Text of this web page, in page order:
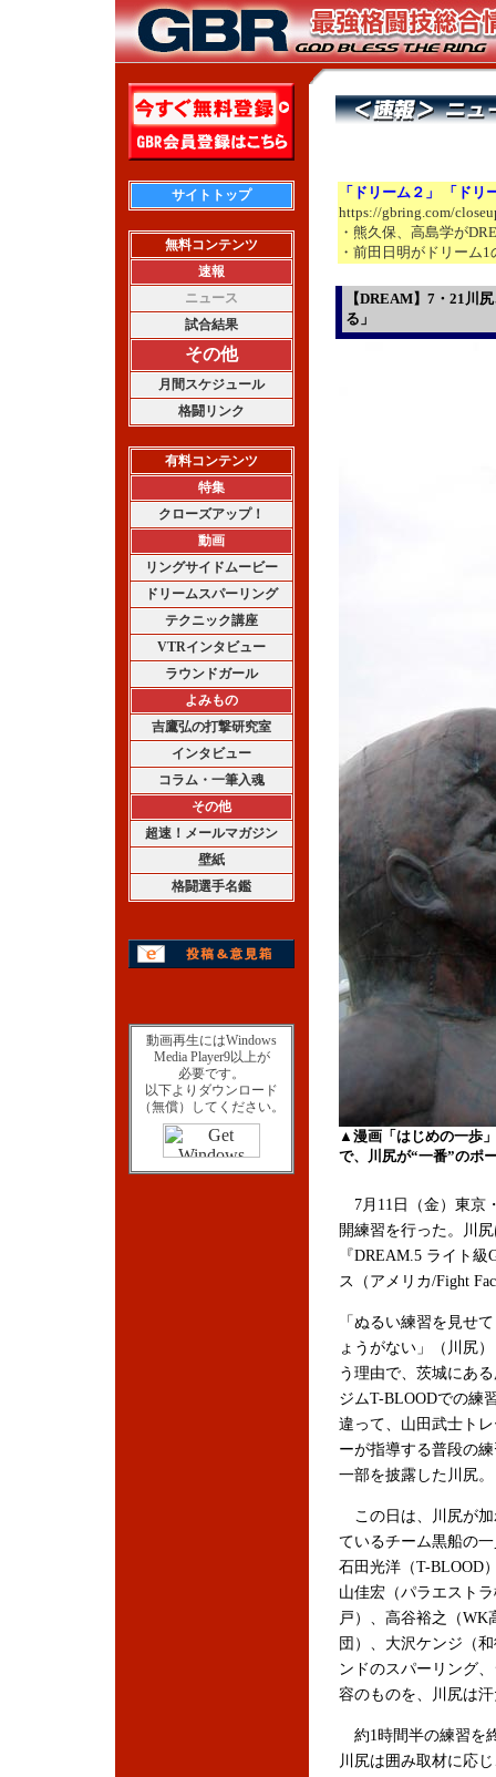
サイトトップ
無料コンテンツ
速報
ニュース
試合結果
その他
月間スケジュール
格闘リンク
有料コンテンツ
特集
クローズアップ！
動画
リングサイドムービー
ドリームスパーリング
テクニック講座
VTRインタビュー
ラウンドガール
よみもの
吉鷹弘の打撃研究室
インタビュー
コラム・一筆入魂
その他
超速！メールマガジン
壁紙
格闘選手名鑑
動画再生にはWindows
Media Player9以上が
必要です。
以下よりダウンロード
（無償）してください。
「ドリーム２」 「ドリ
https://gbring.com/
・熊久保、高島学が
・前田日明がドリーム
【DREAM】7・21川
る」
▲漫画「はじめの一歩
で、川尻が“一番”のポ
7月11日（金）東京
開練習を行った。川
『DREAM.5 ライト
ス（アメリカ/Fight
「ぬるい練習を見せ
ょうがない」（川尻
う理由で、茨城にあ
ジムT-BLOODでの練
違って、山田武士ト
ーが指導する普段の
一部を披露した川尻。
この日は、川尻が加
ているチーム黒船の
石田光洋（T-BLOOD
山佳宏（パラエスト
戸）、高谷裕之（WK
団）、大沢ケンジ（
ンドのスパーリング
容のものを、川尻は
約1時間半の練習を
川尻は囲み取材に応